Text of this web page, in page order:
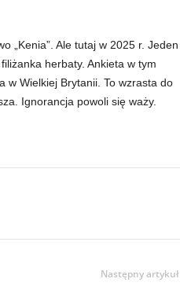
„Kenia”. Ale tutaj w 2025 r. Jeden
herbaty. Ankieta w tym
w Wielkiej Brytanii. To wzrasta do
Ignorancja powoli się waży.
Następny artykuł